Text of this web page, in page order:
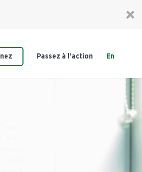
Passez à l’action En